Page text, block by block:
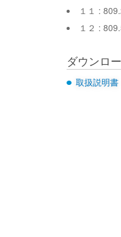
１１ :
１２ :
ダウンロ
取扱説明書